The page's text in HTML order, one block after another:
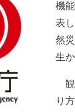
機
表
然
生
観
り